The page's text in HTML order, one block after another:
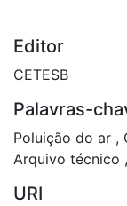
Editor
CETESB
Palavras-
Poluição do ar ,
Arquivo técnico ,
URI